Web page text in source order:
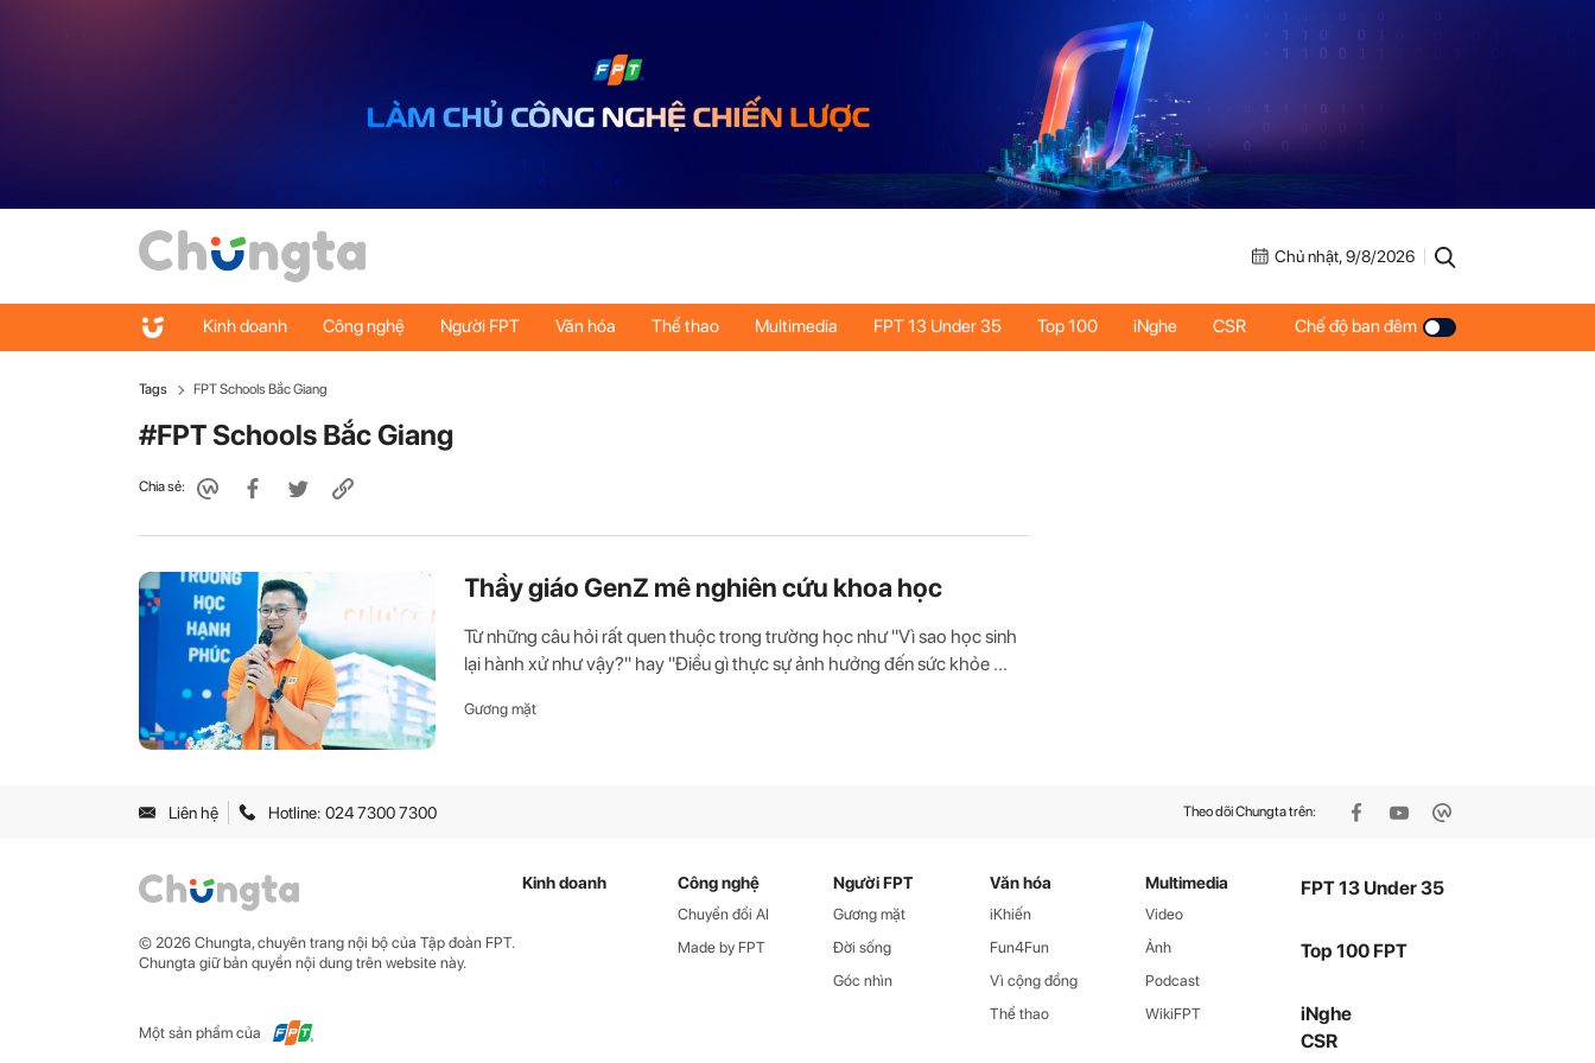
Chủ nhật, 9/8/2026
Kinh doanh Công nghệ Người FPT Văn hóa Thể thao Multimedia FPT 13 Under 35 Top 100 iNghe CSR Chế độ ban đêm
Tags FPT Schools Bắc Giang
#FPT Schools Bắc Giang
Chia sẻ:
Thầy giáo GenZ mê nghiên cứu khoa học
Từ những câu hỏi rất quen thuộc trong trường học như "Vì sao học sinh
lại hành xử như vậy?" hay "Điều gì thực sự ảnh hưởng đến sức khỏe ...
Gương mặt
Liên hệ Hotline: 024 7300 7300 Theo dõi Chungta trên:
© 2026 Chungta, chuyên trang nội bộ của Tập đoàn FPT.
Chungta giữ bản quyền nội dung trên website này.
Một sản phẩm của
Kinh doanh Công nghệ
Chuyển đổi AI
Made by FPT
Người FPT
Gương mặt
Đời sống
Góc nhìn
Văn hóa
iKhiến
Fun4Fun
Vì cộng đồng
Thể thao
Multimedia
Video
Ảnh
Podcast
WikiFPT
FPT 13 Under 35
Top 100 FPT
iNghe
CSR